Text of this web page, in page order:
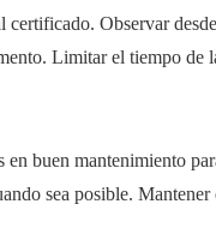
certificado. Observar
Limitar el tiempo de
buen mantenimiento
sea posible.